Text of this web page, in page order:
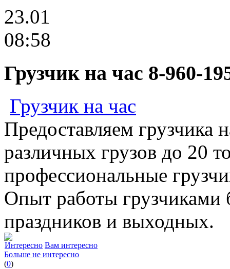
23.01
08:58
Грузчик на час 8-960-
Грузчик на час
Предоставляем грузчика
различных грузов до 20
профессиональные
Опыт работы грузчиками
праздников и выходных.
Интересно Вам интересно
Больше не интересно
(0)